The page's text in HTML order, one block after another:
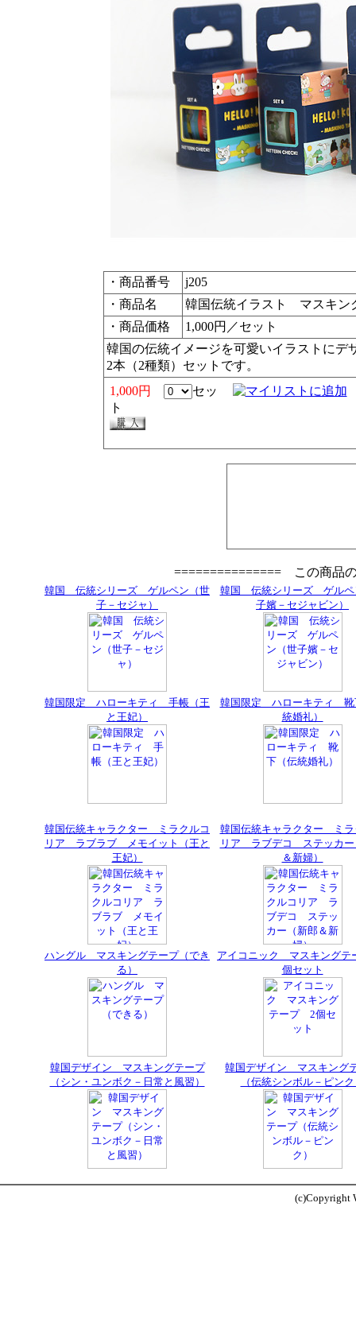
・商品番号
j205
・商品名
韓国伝統イラスト マスキン
・商品価格
1,000円／セット
韓国の伝統イメージを可愛いイラストにデ
2本（2種類）セットです。
1,000円
セッ
ト
=============== この商品
韓国 伝統シリーズ ゲルペン（世
子－セジャ）
韓国 伝統シリーズ ゲルペ
子嬪－セジャビン）
韓国限定 ハローキティ 手帳（王
と王妃）
韓国限定 ハローキティ 靴
統婚礼）
韓国伝統キャラクター ミラクルコ
リア ラブラブ メモイット（王と
王妃）
韓国伝統キャラクター ミラ
リア ラブデコ ステッカー
＆新婦）
ハングル マスキングテープ（でき
る）
アイコニック マスキング
個セット
韓国デザイン マスキングテープ
（シン・ユンボク－日常と風習）
韓国デザイン マスキング
（伝統シンボル－ピン
(c)Copyright